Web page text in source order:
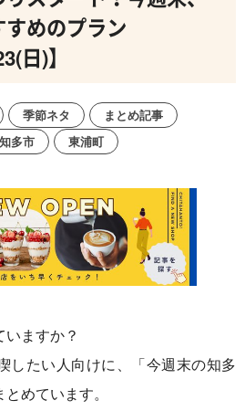
めのプラン
日)】
季節ネタ
まとめ記事
知多市 東浦町
ますか？
したい人向けに、「今週末の知多
めています。